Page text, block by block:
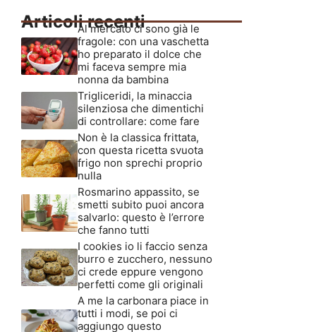
Articoli recenti
Al mercato ci sono già le
fragole: con una vaschetta
ho preparato il dolce che
mi faceva sempre mia
nonna da bambina
Trigliceridi, la minaccia
silenziosa che dimentichi
di controllare: come fare
Non è la classica frittata,
con questa ricetta svuota
frigo non sprechi proprio
nulla
Rosmarino appassito, se
smetti subito puoi ancora
salvarlo: questo è l’errore
che fanno tutti
I cookies io li faccio senza
burro e zucchero, nessuno
ci crede eppure vengono
perfetti come gli originali
A me la carbonara piace in
tutti i modi, se poi ci
aggiungo questo